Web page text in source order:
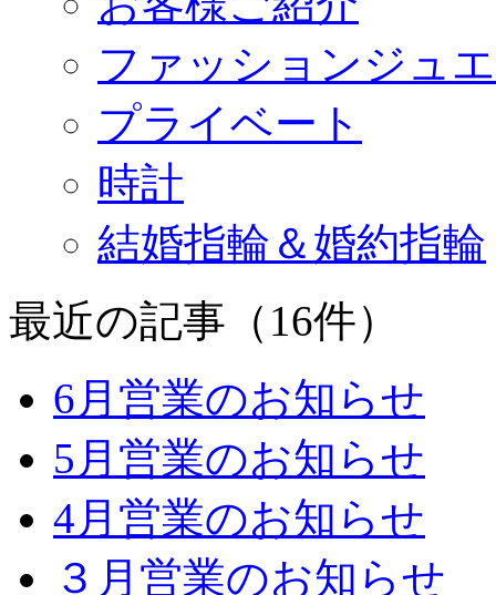
ファッションジュ
プライベート
時計
結婚指輪＆婚約指輪
最近の記事（16件）
6月営業のお知らせ
5月営業のお知らせ
4月営業のお知らせ
３月営業のお知らせ